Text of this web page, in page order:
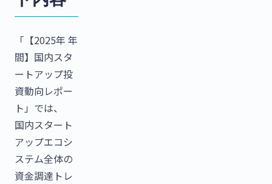
「【2025年 年
間】国内スタ
ートアップ投
資動向レポー
ト」では、
国内スタート
アップエコシ
ステム全体の
資金調達トレ